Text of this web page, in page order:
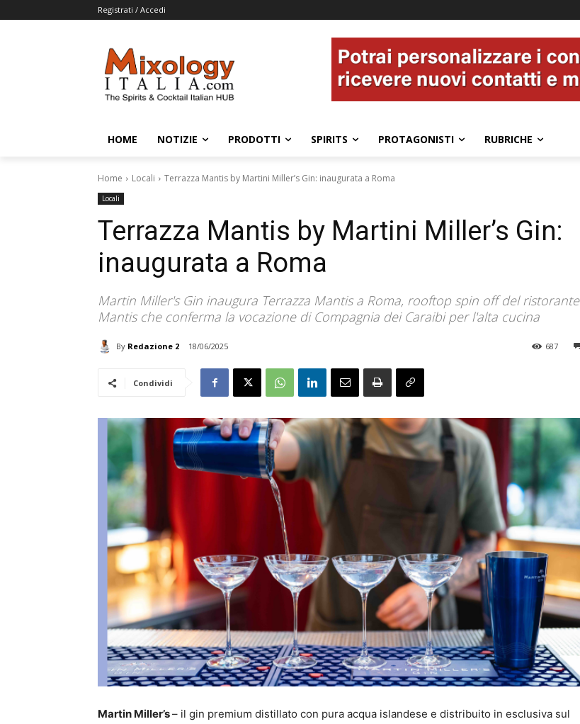
Registrati / Accedi
HOME NOTIZIE PRODOTTI SPIRITS PROTAGONISTI RUBRICHE
Home Locali Terrazza Mantis by Martini Miller’s Gin: inaugurata a Roma
Locali
Terrazza Mantis by Martini Miller’s Gin:
inaugurata a Roma
Martin Miller's Gin inaugura Terrazza Mantis a Roma, rooftop spin off del ristorante
Mantis che conferma la vocazione di Compagnia dei Caraibi per l'alta cucina
By Redazione 2 18/06/2025 687
Condividi
Martin Miller’s– il gin premium distillato con pura acqua islandese e distribuito in esclusiva sul